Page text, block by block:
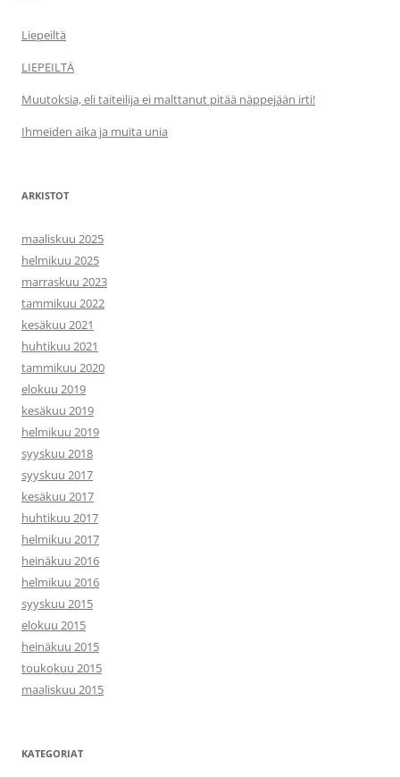
Liepeiltä
LIEPEILTÄ
Muutoksia, eli taiteilija ei malttanut pitää näppejään irti!
Ihmeiden aika ja muita unia
ARKISTOT
maaliskuu 2025
helmikuu 2025
marraskuu 2023
tammikuu 2022
kesäkuu 2021
huhtikuu 2021
tammikuu 2020
elokuu 2019
kesäkuu 2019
helmikuu 2019
syyskuu 2018
syyskuu 2017
kesäkuu 2017
huhtikuu 2017
helmikuu 2017
heinäkuu 2016
helmikuu 2016
syyskuu 2015
elokuu 2015
heinäkuu 2015
toukokuu 2015
maaliskuu 2015
KATEGORIAT